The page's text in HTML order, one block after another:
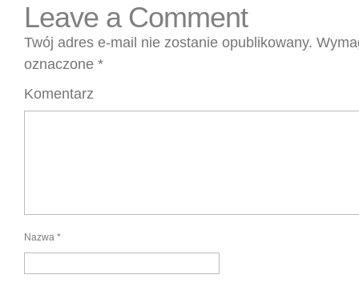
Leave a Comment
Twój adres e-mail nie zostanie opublikowany.
oznaczone *
Komentarz
Nazwa *